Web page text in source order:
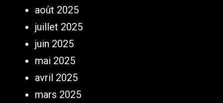
août 2025
juillet 2025
juin 2025
mai 2025
avril 2025
mars 2025